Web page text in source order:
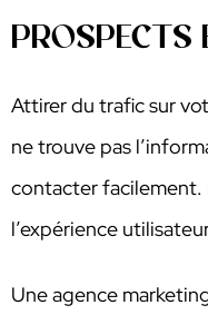
PROSPECTS
Attirer du trafic sur
ne trouve pas
contacter facilement.
l’expérience
Une agence